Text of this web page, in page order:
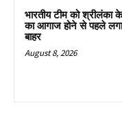
भारतीय टीम को श्रीलंका
का आगाज होने से पहले
बाहर
August 8, 2026